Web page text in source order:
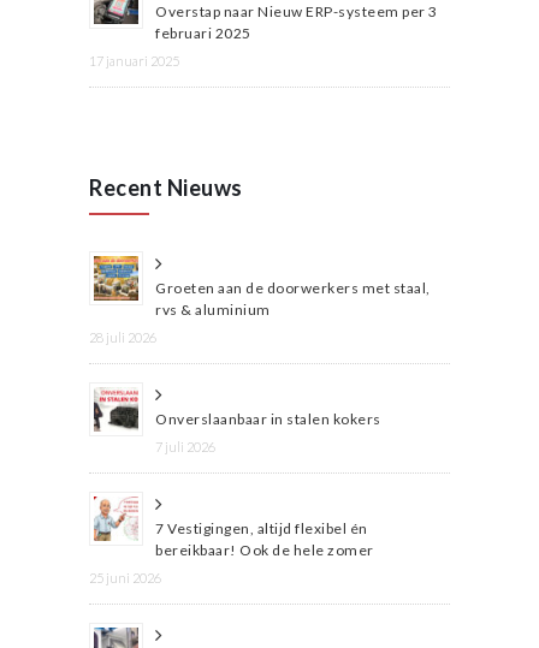
Overstap naar Nieuw ERP-systeem per 3
februari 2025
17 januari 2025
Recent Nieuws
Groeten aan de doorwerkers met staal,
rvs & aluminium
28 juli 2026
Onverslaanbaar in stalen kokers
7 juli 2026
7 Vestigingen, altijd flexibel én
bereikbaar! Ook de hele zomer
25 juni 2026